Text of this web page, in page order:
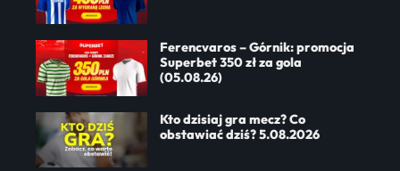
Ferencvaros – Górnik: promocja
Superbet 350 zł za gola
(05.08.26)
Kto dzisiaj gra mecz? Co
obstawiać dziś? 5.08.2026